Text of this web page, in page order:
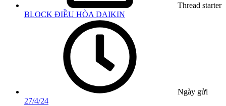
Thread starter
BLOCK ĐIỀU HÒA DAIKIN
Ngày gửi
27/4/24